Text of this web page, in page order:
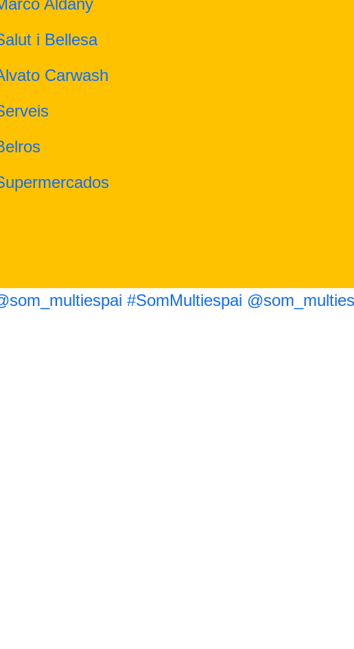
Aldany
i Bellesa
Carwash
#SomMultiespai